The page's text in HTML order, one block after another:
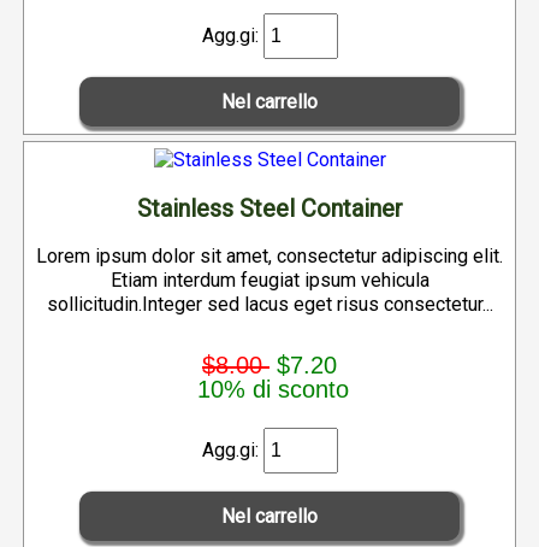
Agg.gi:
Stainless Steel Container
Lorem ipsum dolor sit amet, consectetur adipiscing elit.
Etiam interdum feugiat ipsum vehicula
sollicitudin.Integer sed lacus eget risus consectetur...
$8.00 $7.20
10% di sconto
Agg.gi: